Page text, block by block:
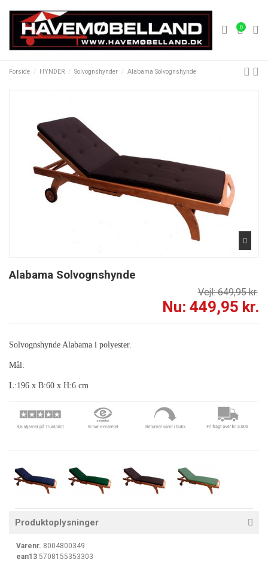
0
Forside HYNDER Solvognshynder Alabama Solvognshynde
Alabama Solvognshynde
Vejl: 649,95 kr.
Nu: 449,95 kr.
Solvognshynde Alabama i polyester.
Mål:
L:196 x B:60 x H:6 cm
Produktoplysninger
Varenr. 8004800349
ean13 5708155353303